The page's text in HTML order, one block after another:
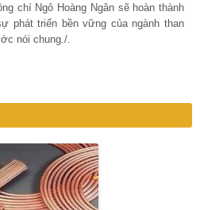
chí Ngô Hoàng Ngân sẽ hoàn thành
phát triển bền vững của ngành than
nói chung./.